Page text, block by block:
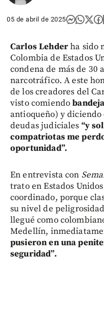
05 de abril de 2025
Carlos Lehderha sido
Colombia de Estados
condena de más de 30
narcotráfico. A este
de los creadores del
visto comiendo
antioqueño) y diciendo
deudas judiciales “y
compatriotas me
oportunidad”.
En entrevista con
trato en Estados
coordinado, porque
su nivel de
llegué como
Medellín,
pusieron en una
seguridad”.